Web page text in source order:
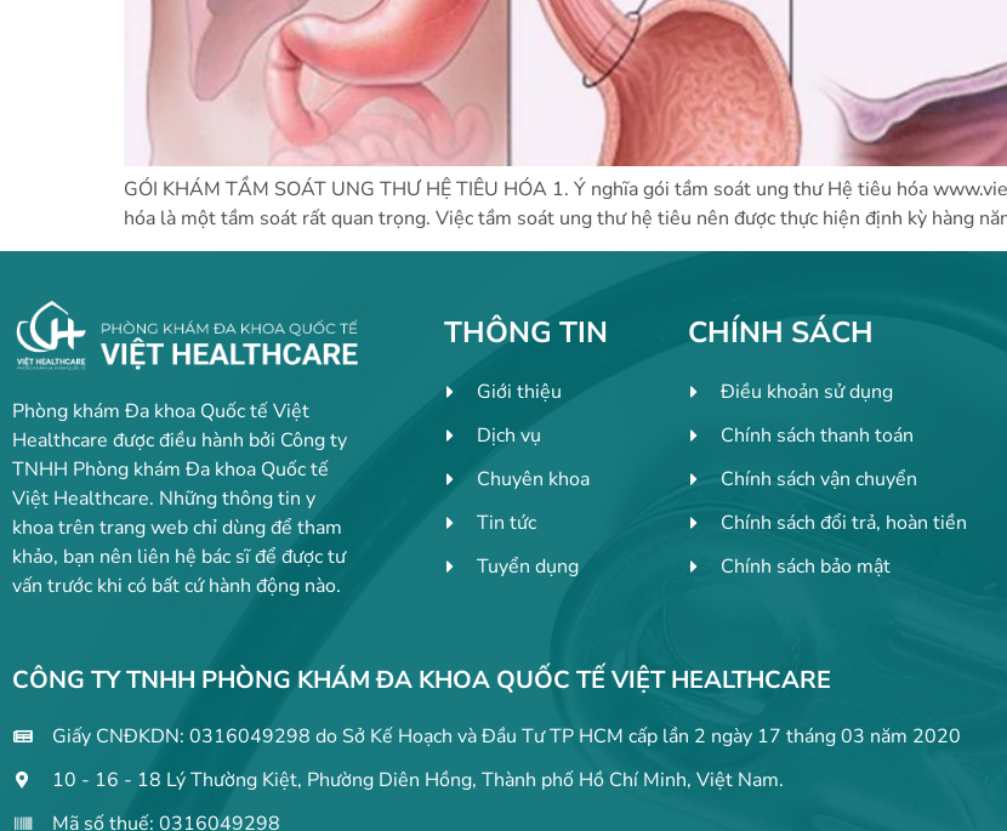
GÓI KHÁM TẦM SOÁT UNG THƯ HỆ TIÊU HÓA 1. Ý nghĩa gói tầm soát ung thư Hệ tiêu hóa
hóa là một tầm soát rất quan trọng. Việc tầm soát ung thư hệ tiêu nên được thực hiện định kỳ hàng
Phòng khám Đa khoa Quốc tế Việt
Healthcare được điều hành bởi Công ty
TNHH Phòng khám Đa khoa Quốc tế
Việt Healthcare. Những thông tin y
khoa trên trang web chỉ dùng để tham
khảo, bạn nên liên hệ bác sĩ để được tư
vấn trước khi có bất cứ hành động nào.
THÔNG TIN
Giới thiệu
Dịch vụ
Chuyên khoa
Tin tức
Tuyển dụng
CHÍNH SÁCH
Điều khoản sử dụng
Chính sách thanh toán
Chính sách vận chuyển
Chính sách đổi trả, hoàn tiền
Chính sách bảo mật
CÔNG TY TNHH PHÒNG KHÁM ĐA KHOA QUỐC TẾ VIỆT HEALTHCARE
Giấy CNĐKDN: 0316049298 do Sở Kế Hoạch và Đầu Tư TP HCM cấp lần 2 ngày 17 tháng 03 năm 2020
10 - 16 - 18 Lý Thường Kiệt, Phường Diên Hồng, Thành phố Hồ Chí Minh, Việt Nam.
Mã số thuế: 0316049298